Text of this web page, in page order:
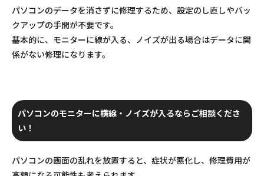
パソコンのデータを消さずに修理するため、設定のし直しやバッ
クアップの手間が不要です。
基本的に、モニターに線が入る、ノイズが出る場合はデータに関
係がない修理になります。
パソコンのモニターに横線・ノイズが入るならご相談くださ
い！
パソコンの画面の乱れを放置すると、症状が悪化し、修理費用が